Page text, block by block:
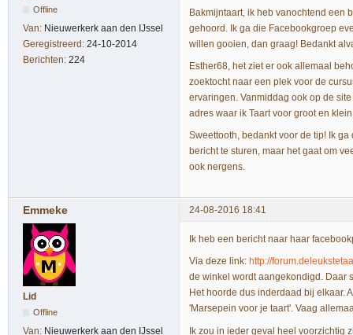
Offline
Van: Nieuwerkerk aan den IJssel
Geregistreerd: 24-10-2014
Berichten: 224
Bakmijntaart, ik heb vanochtend een
gehoord. Ik ga die Facebookgroep
willen gooien, dan graag! Bedankt
Esther68, het ziet er ook allemaal
zoektocht naar een plek voor de
ervaringen. Vanmiddag ook op de
adres waar ik Taart voor groot en
Sweettooth, bedankt voor de tip! Ik
bericht te sturen, maar het gaat om
ook nergens.
Emmeke 24-08-2016 18:41
Lid
Offline
Van: Nieuwerkerk aan den IJssel
Ik heb een bericht naar haar
Via deze link: http://
de winkel wordt aangekondigd. Daar
Het hoorde dus inderdaad bij elkaar.
'Marsepein voor je taart'. Vaag
Ik zou in ieder geval heel voorzichtig